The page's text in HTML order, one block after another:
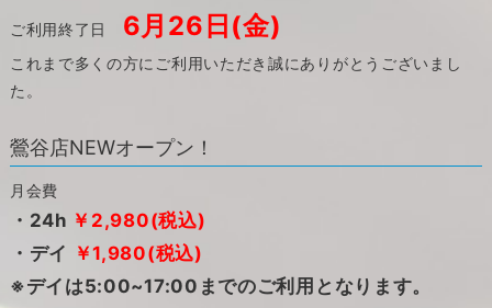
ご利用終了日 6月26日(金)
これまで多くの方にご利用いただき誠にありがとうございまし
た。
鶯谷店NEWオープン！
月会費
・24h ￥2,980(税込)
・デイ ￥1,980(税込)
※デイは5:00~17:00までのご利用となります。